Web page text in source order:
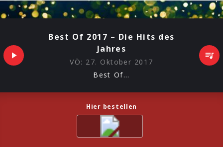
Best Of 2017 – Die Hits des
Jahres
VÖ: 27. Oktober 2017
Best Of...
Hier bestellen